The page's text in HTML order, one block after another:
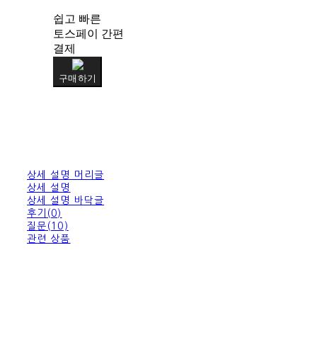
쉽고 빠른
토스페이 간편
결제
구매하기
상세 설명 머리글
상세 설명
상세 설명 바닥글
후기(0)
질문(10)
관련 상품